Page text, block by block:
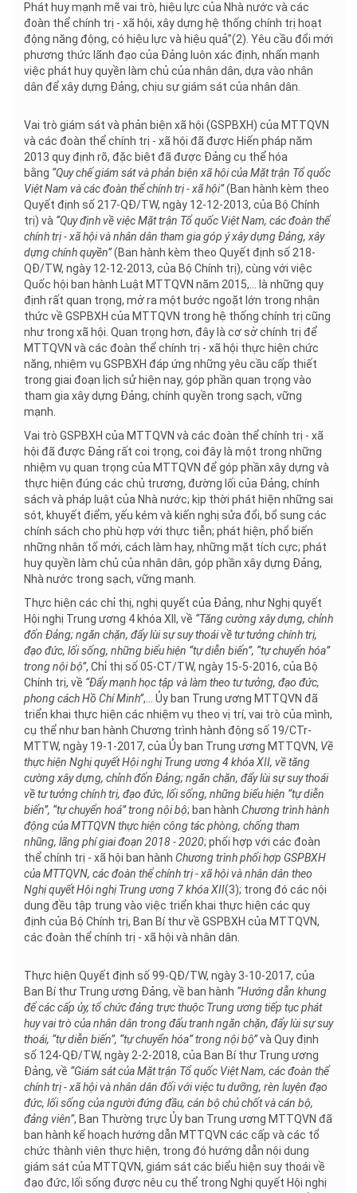
Phát huy mạnh mẽ vai trò, hiệu lực của Nhà nước và các
đoàn thể chính trị - xã hội, xây dựng hệ thống chính trị hoạt
động năng động, có hiệu lực và hiệu quả”(2). Yêu cầu đổi mới
phương thức lãnh đạo của Đảng luôn xác định, nhấn mạnh
việc phát huy quyền làm chủ của nhân dân, dựa vào nhân
dân để xây dựng Đảng, chịu sự giám sát của nhân dân.
Vai trò giám sát và phản biện xã hội (GSPBXH) của MTTQVN
và các đoàn thể chính trị - xã hội đã được Hiến pháp năm
2013 quy định rõ, đặc biệt đã được Đảng cụ thể hóa
bằng “Quy chế giám sát và phản biện xã hội của Mặt trận Tổ quốc
Việt Nam và các đoàn thể chính trị - xã hội”(Ban hành kèm theo
Quyết định số 217-QĐ/TW, ngày 12-12-2013, của Bộ Chính
trị) và “Quy định về việc Mặt trận Tổ quốc Việt Nam, các đoàn thể
chính trị - xã hội và nhân dân tham gia góp ý xây dựng Đảng, xây
dựng chính quyền”(Ban hành kèm theo Quyết định số 218-
QĐ/TW, ngày 12-12-2013, của Bộ Chính trị), cùng với việc
Quốc hội ban hành Luật MTTQVN năm 2015,... là những quy
định rất quan trọng, mở ra một bước ngoặt lớn trong nhận
thức về GSPBXH của MTTQVN trong hệ thống chính trị cũng
như trong xã hội. Quan trọng hơn, đây là cơ sở chính trị để
MTTQVN và các đoàn thể chính trị - xã hội thực hiện chức
năng, nhiệm vụ GSPBXH đáp ứng những yêu cầu cấp thiết
trong giai đoạn lịch sử hiện nay, góp phần quan trọng vào
tham gia xây dựng Đảng, chính quyền trong sạch, vững
mạnh.
Vai trò GSPBXH của MTTQVN và các đoàn thể chính trị - xã
hội đã được Đảng rất coi trọng, coi đây là một trong những
nhiệm vụ quan trọng của MTTQVN để góp phần xây dựng và
thực hiện đúng các chủ trương, đường lối của Đảng, chính
sách và pháp luật của Nhà nước; kịp thời phát hiện những sai
sót, khuyết điểm, yếu kém và kiến nghị sửa đổi, bổ sung các
chính sách cho phù hợp với thực tiễn; phát hiện, phổ biến
những nhân tố mới, cách làm hay, những mặt tích cực; phát
huy quyền làm chủ của nhân dân, góp phần xây dựng Đảng,
Nhà nước trong sạch, vững mạnh.
Thực hiện các chỉ thị, nghị quyết của Đảng, như Nghị quyết
Hội nghị Trung ương 4 khóa XII, về “Tăng cường xây dựng, chỉnh
đốn Đảng; ngăn chặn, đẩy lùi sự suy thoái về tư tưởng chính trị,
đạo đức, lối sống, những biểu hiện “tự diễn biến”, “tự chuyển hóa”
trong nội bộ”, Chỉ thị số 05-CT/TW, ngày 15-5-2016, của Bộ
Chính trị, về “Đẩy mạnh học tập và làm theo tư tưởng, đạo đức,
phong cách Hồ Chí Minh”,... Ủy ban Trung ương MTTQVN đã
triển khai thực hiện các nhiệm vụ theo vị trí, vai trò của mình,
cụ thể như ban hành Chương trình hành động số 19/CTr-
MTTW, ngày 19-1-2017, của Ủy ban Trung ương MTTQVN, Về
thực hiện Nghị quyết Hội nghị Trung ương 4 khóa XII, về tăng
cường xây dựng, chỉnh đốn Đảng; ngăn chặn, đẩy lùi sự suy thoái
về tư tưởng chính trị, đạo đức, lối sống, những biểu hiện “tự diễn
biến”, “tự chuyển hoá” trong nội bộ; ban hành Chương trình hành
động của MTTQVN thực hiện công tác phòng, chống tham
nhũng, lãng phí giai đoạn 2018 - 2020; phối hợp với các đoàn
thể chính trị - xã hội ban hành Chương trình phối hợp GSPBXH
của MTTQVN, các đoàn thể chính trị - xã hội và nhân dân theo
Nghị quyết Hội nghị Trung ương 7 khóa XII(3); trong đó các nội
dung đều tập trung vào việc triển khai thực hiện các quy
định của Bộ Chính trị, Ban Bí thư về GSPBXH của MTTQVN,
các đoàn thể chính trị - xã hội và nhân dân.
Thực hiện Quyết định số 99-QĐ/TW, ngày 3-10-2017, của
Ban Bí thư Trung ương Đảng, về ban hành “Hướng dẫn khung
để các cấp ủy, tổ chức đảng trực thuộc Trung ương tiếp tục phát
huy vai trò của nhân dân trong đấu tranh ngăn chặn, đẩy lùi sự suy
thoái, “tự diễn biến”, “tự chuyển hóa” trong nội bộ”và Quy định
số 124-QĐ/TW, ngày 2-2-2018, của Ban Bí thư Trung ương
Đảng, về “Giám sát của Mặt trận Tổ quốc Việt Nam, các đoàn thể
chính trị - xã hội và nhân dân đối với việc tu dưỡng, rèn luyện đạo
đức, lối sống của người đứng đầu, cán bộ chủ chốt và cán bộ,
đảng viên”, Ban Thường trực Ủy ban Trung ương MTTQVN đã
ban hành kế hoạch hướng dẫn MTTQVN các cấp và các tổ
chức thành viên thực hiện, trong đó hướng dẫn nội dung
giám sát của MTTQVN, giám sát các biểu hiện suy thoái về
đạo đức, lối sống được nêu cụ thể trong Nghị quyết Hội nghị